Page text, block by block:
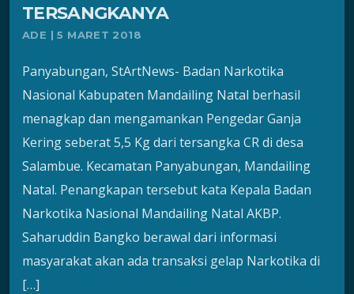
TERSANGKANYA
ADE | 5 MARET 2018
Panyabungan, StArtNews- Badan Narkotika
Nasional Kabupaten Mandailing Natal berhasil
menagkap dan mengamankan Pengedar Ganja
Kering seberat 5,5 Kg dari tersangka CR di desa
Salambue. Kecamatan Panyabungan, Mandailing
Natal. Penangkapan tersebut kata Kepala Badan
Narkotika Nasional Mandailing Natal AKBP.
Saharuddin Bangko berawal dari informasi
masyarakat akan ada transaksi gelap Narkotika di
[…]